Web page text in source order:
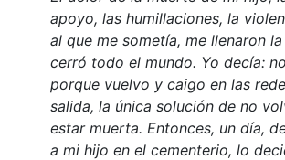
apoyo, las humillaciones, la
al que me sometía, me llenaron
cerró todo el mundo. Yo decía:
porque vuelvo y caigo en las
salida, la única solución de no
estar muerta. Entonces, un día,
a mi hijo en el cementerio, lo